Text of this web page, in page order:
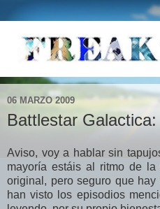
06 MARZO 2009
Battlestar
Aviso, voy a hablar sin
mayoría estáis al ritmo de
original, pero seguro que
han visto los episodios